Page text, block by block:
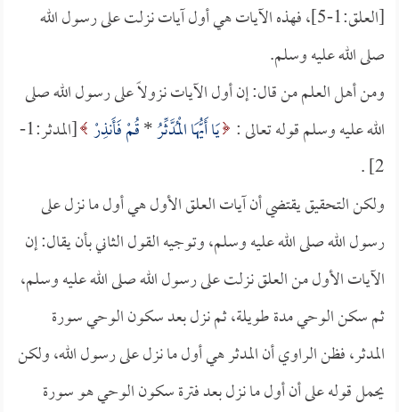
[العلق:1-5]، فهذه الآيات هي أول آيات نزلت على رسول الله
صلى الله عليه وسلم.
ومن أهل العلم من قال: إن أول الآيات نزولاً على رسول الله صلى
الله عليه وسلم قوله تعالى : يَا أَيُّهَا الْمُدَّثِّرُ*قُمْ فَأَنذِرْ
[المدثر:1-
2] .
ولكن التحقيق يقتضي أن آيات العلق الأول هي أول ما نزل على
رسول الله صلى الله عليه وسلم، وتوجيه القول الثاني بأن يقال: إن
الآيات الأول من العلق نزلت على رسول الله صلى الله عليه وسلم،
ثم سكن الوحي مدة طويلة، ثم نزل بعد سكون الوحي سورة
المدثر، فظن الراوي أن المدثر هي أول ما نزل على رسول الله، ولكن
يحمل قوله على أن أول ما نزل بعد فترة سكون الوحي هو سورة